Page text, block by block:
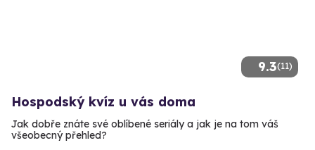
9.3(11)
Hospodský kvíz u vás doma
Jak dobře znáte své oblíbené seriály a jak je na tom váš
všeobecný přehled?